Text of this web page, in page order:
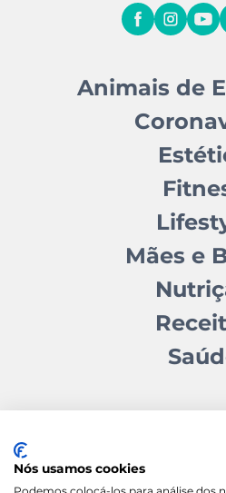
Animais de
Mães e
Contactos Quem somos
Nós usamos cookies